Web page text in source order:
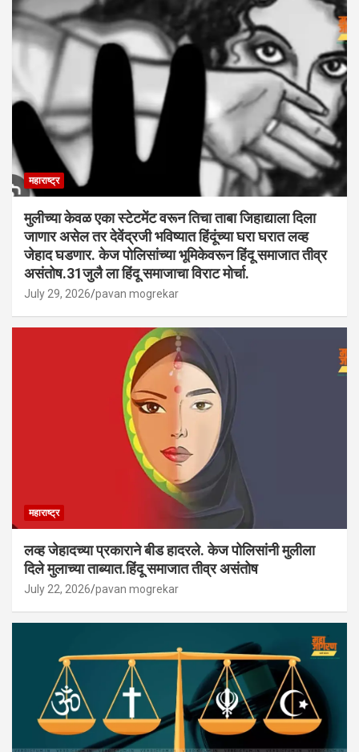
महाराष्ट्र
मुलीच्या केवळ एका स्टेटमेंट वरून तिचा ताबा जिहाद्याला दिला
जाणार असेल तर देवेंद्रजी भविष्यात हिंदूंच्या घरा घरात लव्ह
जेहाद घडणार. केज पोलिसांच्या भूमिकेवरून हिंदू समाजात तीव्र
असंतोष.31जुलै ला हिंदू समाजाचा विराट मोर्चा.
July 29, 2026 pavan mogrekar
महाराष्ट्र
लव्ह जेहादच्या प्रकाराने बीड हादरले. केज पोलिसांनी मुलीला
दिले मुलाच्या ताब्यात.हिंदू समाजात तीव्र असंतोष
July 22, 2026 pavan mogrekar